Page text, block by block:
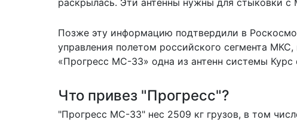
раскрылась. Эти антенны нужны для стыковки с
Позже эту информацию подтвердили в
управления полетом российского сегмента
«Прогресс МС-33» одна из антенн системы
Что привез "Прогресс"?
"Прогресс МС-33" нес 2509 кг грузов, в том